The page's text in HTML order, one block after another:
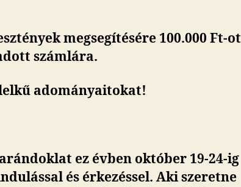
megsegítésére 100.000 Ft-ot
számlára.
adományaitokat!
ez évben október 19-24-ig
és érkezéssel. Aki szeretne